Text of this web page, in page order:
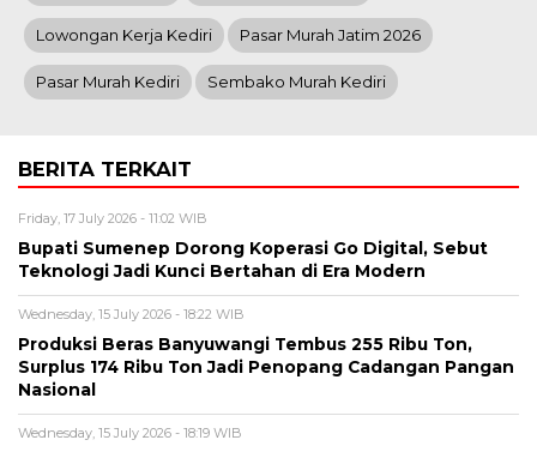
Lowongan Kerja Kediri Pasar Murah Jatim 2026
Pasar Murah Kediri Sembako Murah Kediri
BERITA TERKAIT
Friday, 17 July 2026 - 11:02 WIB
Bupati Sumenep Dorong Koperasi Go Digital, Sebut
Teknologi Jadi Kunci Bertahan di Era Modern
Wednesday, 15 July 2026 - 18:22 WIB
Produksi Beras Banyuwangi Tembus 255 Ribu Ton,
Surplus 174 Ribu Ton Jadi Penopang Cadangan Pangan
Nasional
Wednesday, 15 July 2026 - 18:19 WIB